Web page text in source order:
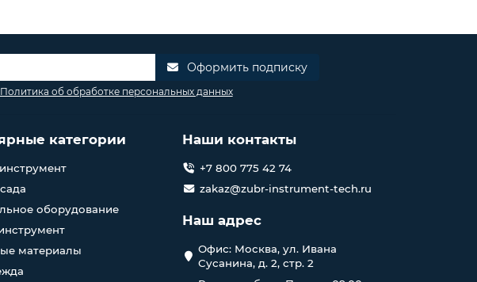
Оформить подписку
Политика об обработке персональных данных
категории
оборудование
материалы
Наши контакты
+7 800 775 42 74
zakaz@zubr-instrument-tech.ru
Наш адрес
Офис: Москва, ул. Ивана
Сусанина, д. 2, стр. 2